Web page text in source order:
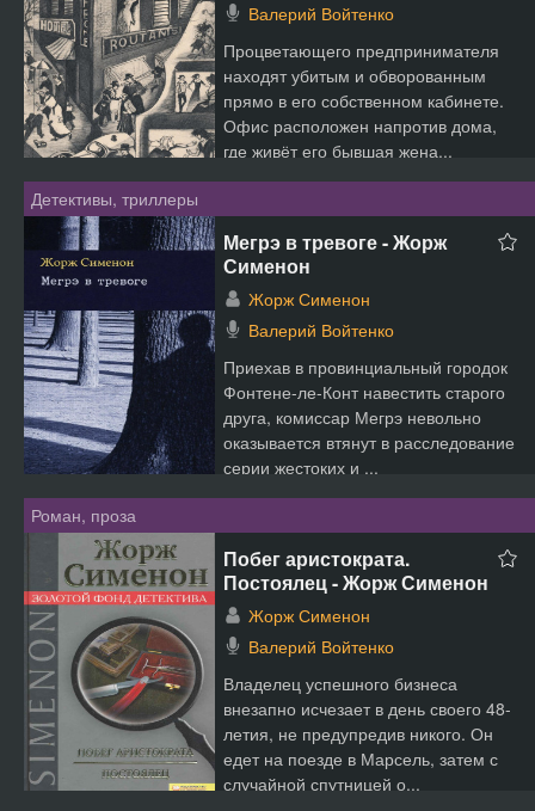
Валерий Войтенко
Процветающего предпринимателя
находят убитым и обворованным
прямо в его собственном кабинете.
Офис расположен напротив дома,
где живёт его бывшая жена...
Детективы, триллеры
Мегрэ в тревоге - Жорж
Сименон
Жорж Сименон
Валерий Войтенко
Приехав в провинциальный городок
Фонтене-ле-Конт навестить старого
друга, комиссар Мегрэ невольно
оказывается втянут в расследование
серии жестоких и ...
Роман, проза
Побег аристократа.
Постоялец - Жорж Сименон
Жорж Сименон
Валерий Войтенко
Владелец успешного бизнеса
внезапно исчезает в день своего 48-
летия, не предупредив никого. Он
едет на поезде в Марсель, затем с
случайной спутницей о...